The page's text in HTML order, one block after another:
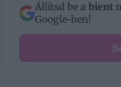
Állítsd be a bient
Google-ben!